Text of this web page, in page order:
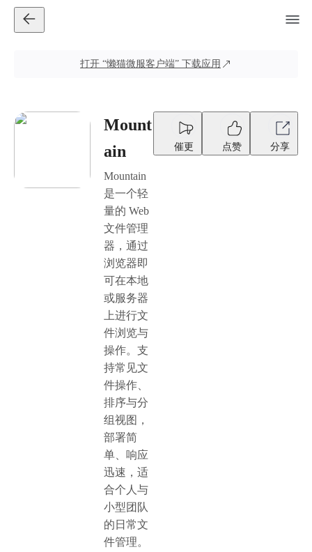
打开 “懒猫微服客户端” 下载应用
Mount
ain
Mountain
是一个轻
量的 Web
文件管理
器，通过
浏览器即
可在本地
或服务器
上进行文
件浏览与
操作。支
持常见文
件操作、
排序与分
组视图，
部署简
单、响应
迅速，适
合个人与
小型团队
的日常文
件管理。
催更 点赞 分享